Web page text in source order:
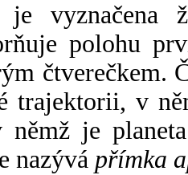
je vyznačena
polohu
čtverečkem.
trajektorii, v
je
nazývá přímka